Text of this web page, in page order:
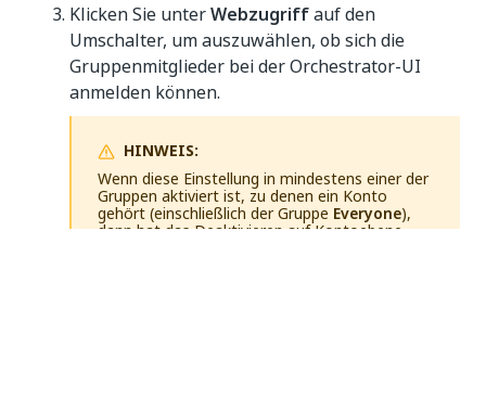
Klicken Sie unterWebzugriffauf den
Umschalter, um auszuwählen, ob sich die
Gruppenmitglieder bei der Orchestrator-UI
anmelden können.
HINWEIS:
Wenn diese Einstellung in mindestens einer der
Gruppen aktiviert ist, zu denen ein Konto
gehört (einschließlich der Gruppe Everyone),
dann hat das Deaktivieren auf Kontoebene